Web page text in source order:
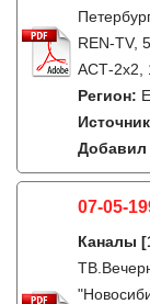
REN-TV,
АСТ-2х2,
Регион:
Добавил
07-05-
Каналы